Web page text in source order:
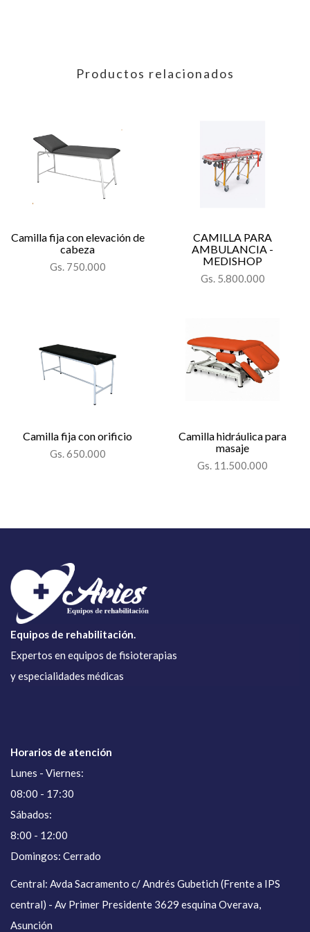
Productos relacionados
Camilla fija con elevación de
cabeza
Gs. 750.000
CAMILLA PARA
AMBULANCIA -
MEDISHOP
Gs. 5.800.000
Camilla fija con orificio
Gs. 650.000
Camilla hidráulica para
masaje
Gs. 11.500.000
Equipos de rehabilitación.
Expertos en equipos de fisioterapias
y especialidades médicas
Horarios de atención
Lunes - Viernes:
08:00 - 17:30
Sábados:
8:00 - 12:00
Domingos: Cerrado
Central: Avda Sacramento c/ Andrés Gubetich (Frente a IPS
central) - Av Primer Presidente 3629 esquina Overava,
Asunción